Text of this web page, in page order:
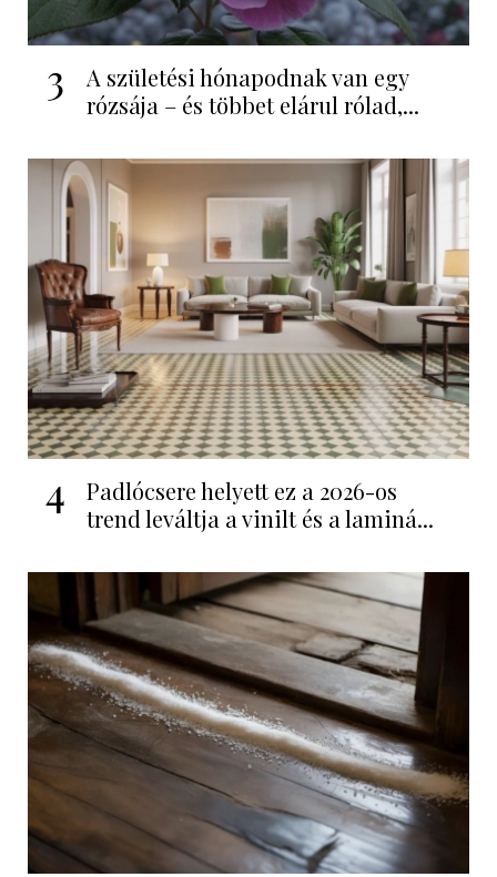
3
A születési hónapodnak van egy
rózsája – és többet elárul rólad,...
4
Padlócsere helyett ez a 2026-os
trend leváltja a vinilt és a laminá...